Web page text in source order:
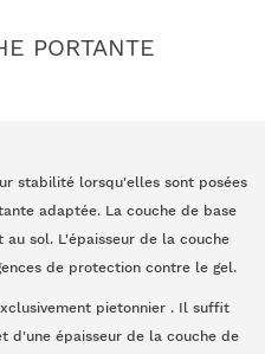
PORTANTE
stabilité lorsqu'elles sont posées
adaptée. La couche de base
sol. L'épaisseur de la couche
de protection contre le gel.
pietonnier . Il suffit
d'une épaisseur de la couche de